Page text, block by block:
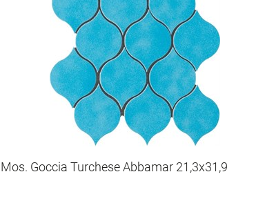
Mos. Goccia Turchese Abbamar 21,3x31,9